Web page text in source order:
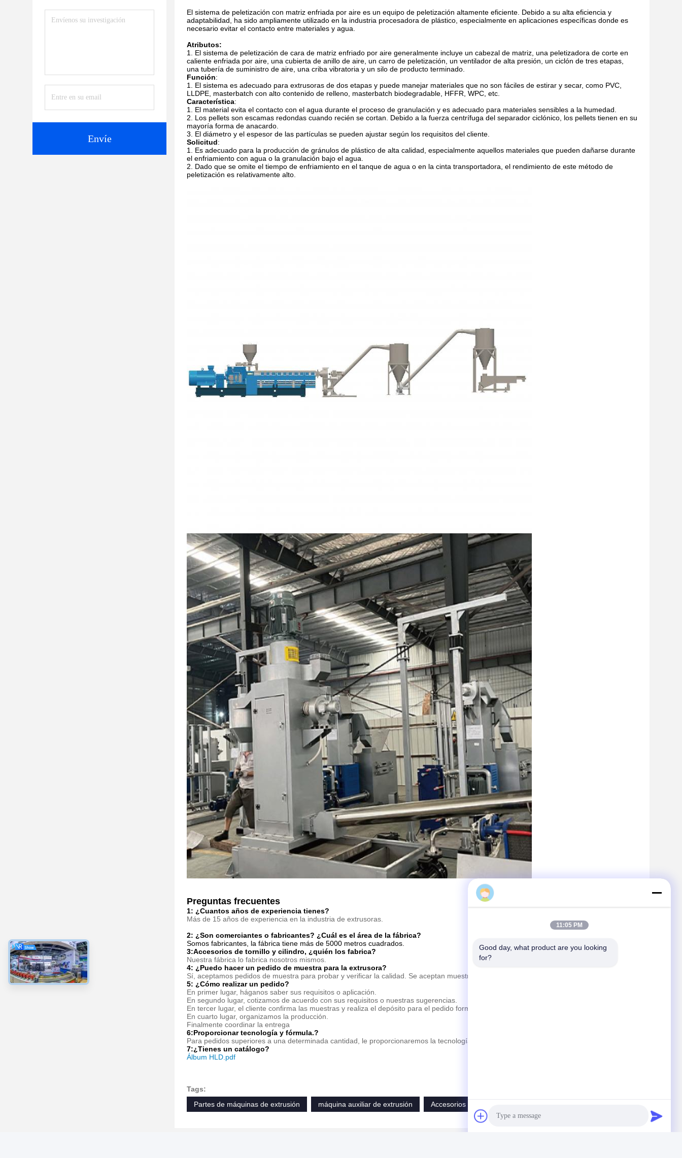
Envíe
El sistema de peletización con matriz enfriada por aire es un equipo de peletización altamente eficiente. Debido a su alta eficiencia y
adaptabilidad, ha sido ampliamente utilizado en la industria procesadora de plástico, especialmente en aplicaciones específicas donde es
necesario evitar el contacto entre materiales y agua.
Atributos:
El sistema de peletización de cara de matriz enfriado por aire generalmente incluye un cabezal de matriz, una peletizadora de corte en
caliente enfriada por aire, una cubierta de anillo de aire, un carro de peletización, un ventilador de alta presión, un ciclón de tres etapas,
una tubería de suministro de aire, una criba vibratoria y un silo de producto terminado.
Función:
El sistema es adecuado para extrusoras de dos etapas y puede manejar materiales que no son fáciles de estirar y secar, como PVC,
LLDPE, masterbatch con alto contenido de relleno, masterbatch biodegradable, HFFR, WPC, etc.
Característica:
El material evita el contacto con el agua durante el proceso de granulación y es adecuado para materiales sensibles a la humedad.
Los pellets son escamas redondas cuando recién se cortan. Debido a la fuerza centrífuga del separador ciclónico, los pellets tienen en su
mayoría forma de anacardo.
El diámetro y el espesor de las partículas se pueden ajustar según los requisitos del cliente.
Solicitud:
Es adecuado para la producción de gránulos de plástico de alta calidad, especialmente aquellos materiales que pueden dañarse durante
el enfriamiento con agua o la granulación bajo el agua.
Dado que se omite el tiempo de enfriamiento en el tanque de agua o en la cinta transportadora, el rendimiento de este método de
peletización es relativamente alto.
11:05 PM
Good day, what product are you looking
for?